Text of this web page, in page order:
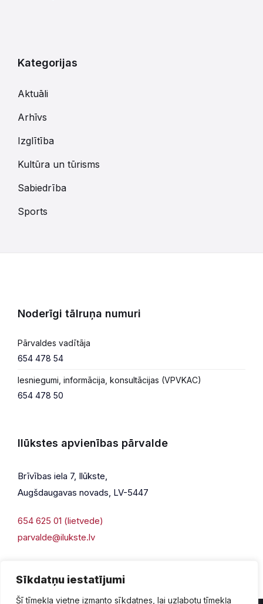
Sīkdatņu iestatījumi
Šī tīmekļa vietne izmanto sīkdatnes, lai uzlabotu tīmekļa
Kategorijas
Aktuāli
Arhīvs
Izglītība
Kultūra un tūrisms
Sabiedrība
Sports
Noderīgi tālruņa numuri
Pārvaldes vadītāja
654 478 54
Iesniegumi, informācija, konsultācijas (VPVKAC)
654 478 50
Ilūkstes apvienības pārvalde
Brīvības iela 7, Ilūkste,
Augšdaugavas novads, LV-5447
654 625 01 (lietvede)
parvalde@ilukste.lv